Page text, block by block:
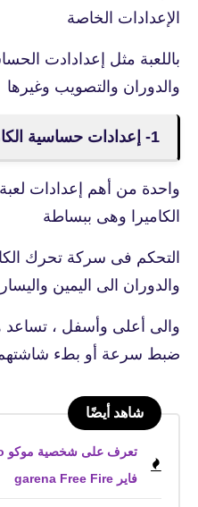
الإعدادات الخاصة
باللعبة مثل إعدادادت
والدوران والتصويب وغيرها
1- إعدادات حساسية الكاميرا
واحدة من أهم إعدادات
الكاميرا وهى ببساطة
التحكم فى سركة تحرك
والدوران الى اليمين واليسار
والى أعلى وأسفل ، تساعد
ضبط سرعة أو بطء
شاهد أيضًا
فاير garena Free Fire